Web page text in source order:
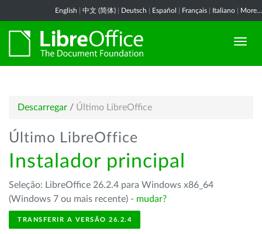
English 中文 (简体) Deutsch Español Français Italiano More...
Descarregar / Último LibreOffice
Último LibreOffice
Instalador principal
Seleção: LibreOffice 26.2.4 para Windows x86_64
(Windows 7 ou mais recente) - mudar?
TRANSFERIR A VERSÃO 26.2.4